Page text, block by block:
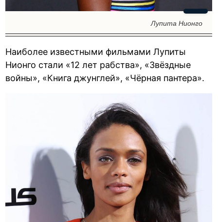
Лупита Нионго
Наиболее известными фильмами Лупиты
Нионго стали «12 лет рабства», «Звёздные
войны», «Книга джунглей», «Чёрная пантера».